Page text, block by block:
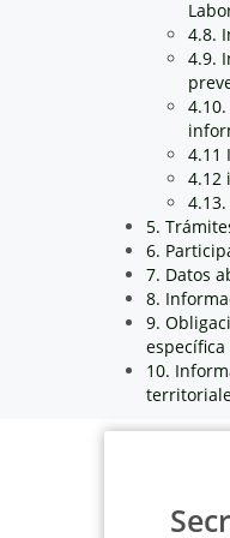
4.8.
4.9.
4.11
4.12
5.
6.
7. Datos
8.
9.
10.